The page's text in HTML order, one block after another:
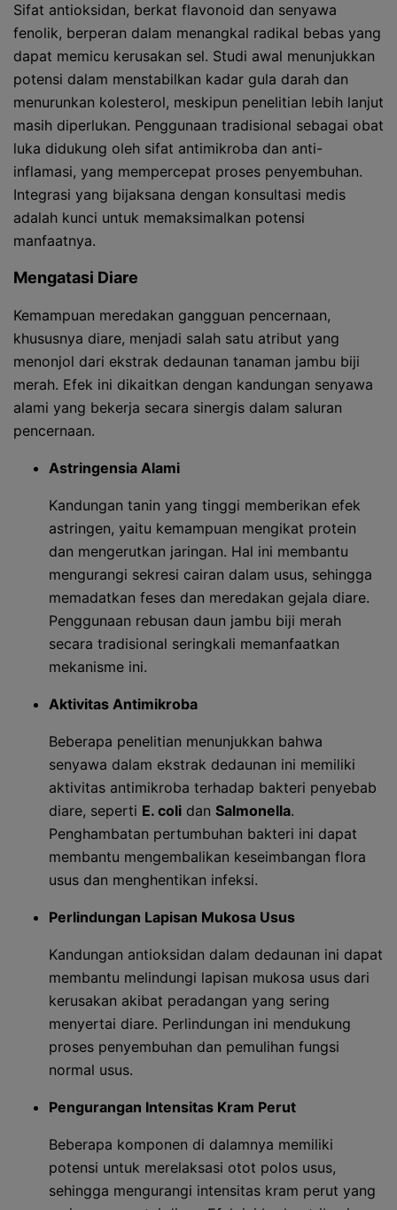
Sifat antioksidan, berkat flavonoid dan senyawa
fenolik, berperan dalam menangkal radikal bebas yang
dapat memicu kerusakan sel. Studi awal menunjukkan
potensi dalam menstabilkan kadar gula darah dan
menurunkan kolesterol, meskipun penelitian lebih lanjut
masih diperlukan. Penggunaan tradisional sebagai obat
luka didukung oleh sifat antimikroba dan anti-
inflamasi, yang mempercepat proses penyembuhan.
Integrasi yang bijaksana dengan konsultasi medis
adalah kunci untuk memaksimalkan potensi
manfaatnya.
Mengatasi Diare
Kemampuan meredakan gangguan pencernaan,
khususnya diare, menjadi salah satu atribut yang
menonjol dari ekstrak dedaunan tanaman jambu biji
merah. Efek ini dikaitkan dengan kandungan senyawa
alami yang bekerja secara sinergis dalam saluran
pencernaan.
Astringensia Alami
Kandungan tanin yang tinggi memberikan efek
astringen, yaitu kemampuan mengikat protein
dan mengerutkan jaringan. Hal ini membantu
mengurangi sekresi cairan dalam usus, sehingga
memadatkan feses dan meredakan gejala diare.
Penggunaan rebusan daun jambu biji merah
secara tradisional seringkali memanfaatkan
mekanisme ini.
Aktivitas Antimikroba
Beberapa penelitian menunjukkan bahwa
senyawa dalam ekstrak dedaunan ini memiliki
aktivitas antimikroba terhadap bakteri penyebab
diare, seperti E. coli dan Salmonella.
Penghambatan pertumbuhan bakteri ini dapat
membantu mengembalikan keseimbangan flora
usus dan menghentikan infeksi.
Perlindungan Lapisan Mukosa Usus
Kandungan antioksidan dalam dedaunan ini dapat
membantu melindungi lapisan mukosa usus dari
kerusakan akibat peradangan yang sering
menyertai diare. Perlindungan ini mendukung
proses penyembuhan dan pemulihan fungsi
normal usus.
Pengurangan Intensitas Kram Perut
Beberapa komponen di dalamnya memiliki
potensi untuk merelaksasi otot polos usus,
sehingga mengurangi intensitas kram perut yang